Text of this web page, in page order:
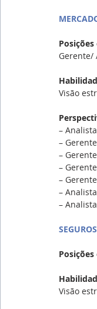
Gerente/
Visão
–
–
–
–
–
–
–
SEGUROS
Visão